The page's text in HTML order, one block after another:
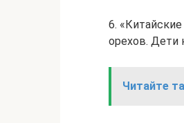
6.​
орехов. Дети
Читайте